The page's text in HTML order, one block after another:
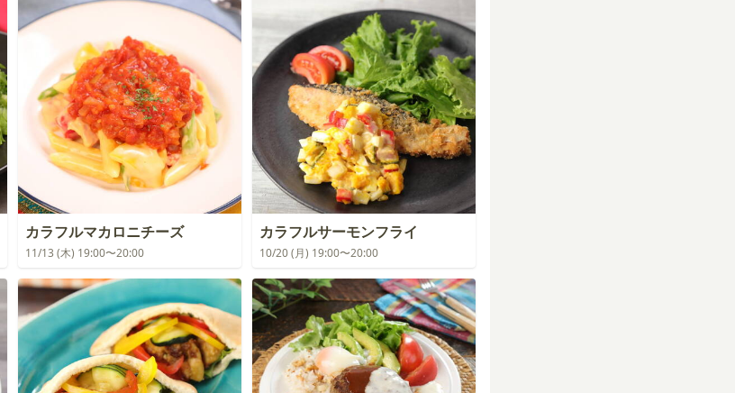
カラフルマカロニチーズ
11/13 (木) 19:00〜20:00
カラフルサーモンフライ
10/20 (月) 19:00〜20:00